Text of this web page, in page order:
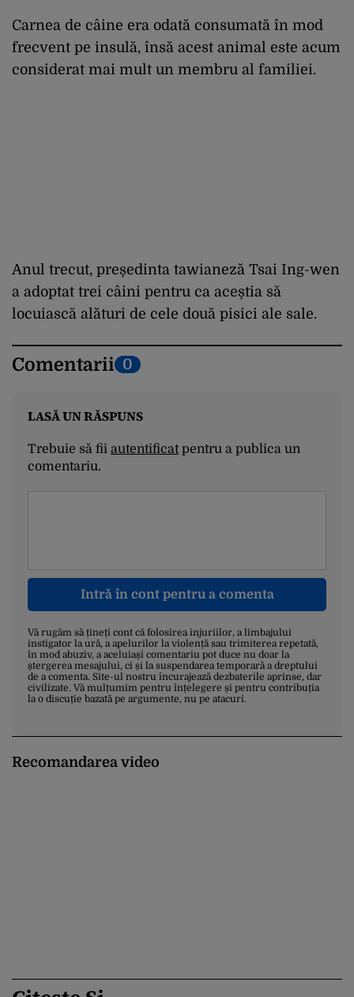
Carnea de câine era odată consumată în mod
frecvent pe insulă, însă acest animal este acum
considerat mai mult un membru al familiei.
Anul trecut, președinta tawianeză Tsai Ing-wen
a adoptat trei câini pentru ca aceștia să
locuiască alături de cele două pisici ale sale.
Comentarii 0
LASĂ UN RĂSPUNS
Trebuie să fii autentificatpentru a publica un
comentariu.
Intră în cont pentru a comenta
Vă rugăm să țineți cont că folosirea injuriilor, a limbajului
instigator la ură, a apelurilor la violență sau trimiterea repetată,
în mod abuziv, a aceluiași comentariu pot duce nu doar la
ștergerea mesajului, ci și la suspendarea temporară a dreptului
de a comenta. Site-ul nostru încurajează dezbaterile aprinse, dar
civilizate. Vă mulțumim pentru înțelegere și pentru contribuția
la o discuție bazată pe argumente, nu pe atacuri.
Recomandarea video